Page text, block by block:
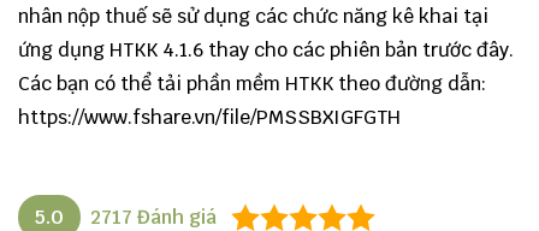
nhân nộp thuế sẽ sử dụng các chức năng kê khai tại
ứng dụng HTKK 4.1.6 thay cho các phiên bản trước đây.
Các bạn có thể tải phần mềm HTKK theo đường dẫn:
https://www.fshare.vn/file/PMSSBXIGFGTH
5.0 2717 Đánh giá